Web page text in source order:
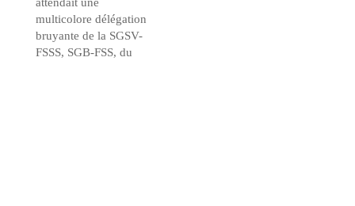
multicolore délégation
bruyante de la SGSV-
FSSS, SGB-FSS, du